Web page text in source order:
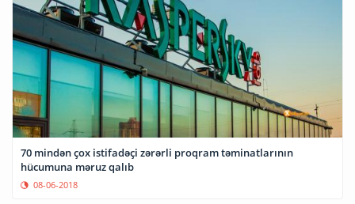
70 mindən çox istifadəçi zərərli proqram təminatlarının
hücumuna məruz qalıb
08-06-2018